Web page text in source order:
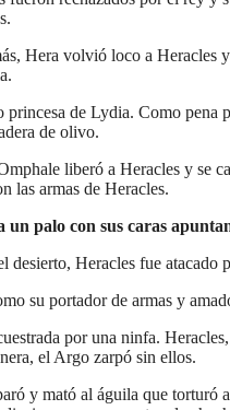
Hera volvió loco a Heracles
princesa de Lydia. Como pena
de olivo.
liberó a Heracles y se
las armas de Heracles.
un palo con sus caras
desierto, Heracles fue
su portador de armas y
por una ninfa.
el Argo zarpó sin ellos.
y mató al águila que torturó